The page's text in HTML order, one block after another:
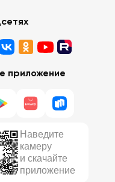
приложение
Наведите
камеру
и скачайте
приложение